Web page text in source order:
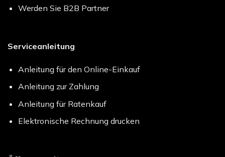
Werden Sie B2B Partner
Serviceanleitung
Anleitung für den Online-Einkauf
Anleitung zur Zahlung
Anleitung für Ratenkauf
Elektronische Rechnung drucken